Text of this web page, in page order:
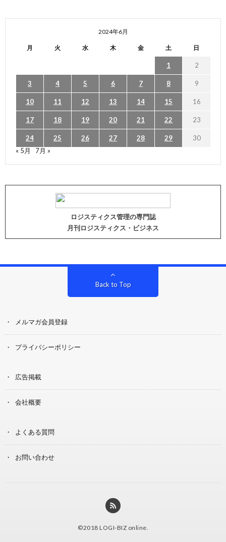
2024年6月
月 火 水 木 金 土 日
1 2
3 4 5 6 7 8 9
10 11 12 13 14 15 16
17 18 19 20 21 22 23
24 25 26 27 28 29
30
« 5月
7月 »
ロジスティクス管理の専門誌
月刊ロジスティクス・ビジネス
Back to Top
メルマガ会員登録
プライバシーポリシー
広告掲載
会社概要
よくある質問
お問い合わせ
©2018 LOGI-BIZ online